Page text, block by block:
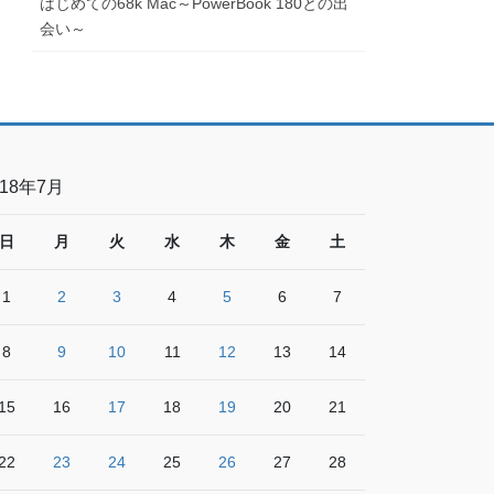
会い～
年7月
日 月 火 水 木 金 土
1 2 3 4 5 6 7
8 9 10 11 12 13 14
16 17 18 19 20 21
23 24 25 26 27 28